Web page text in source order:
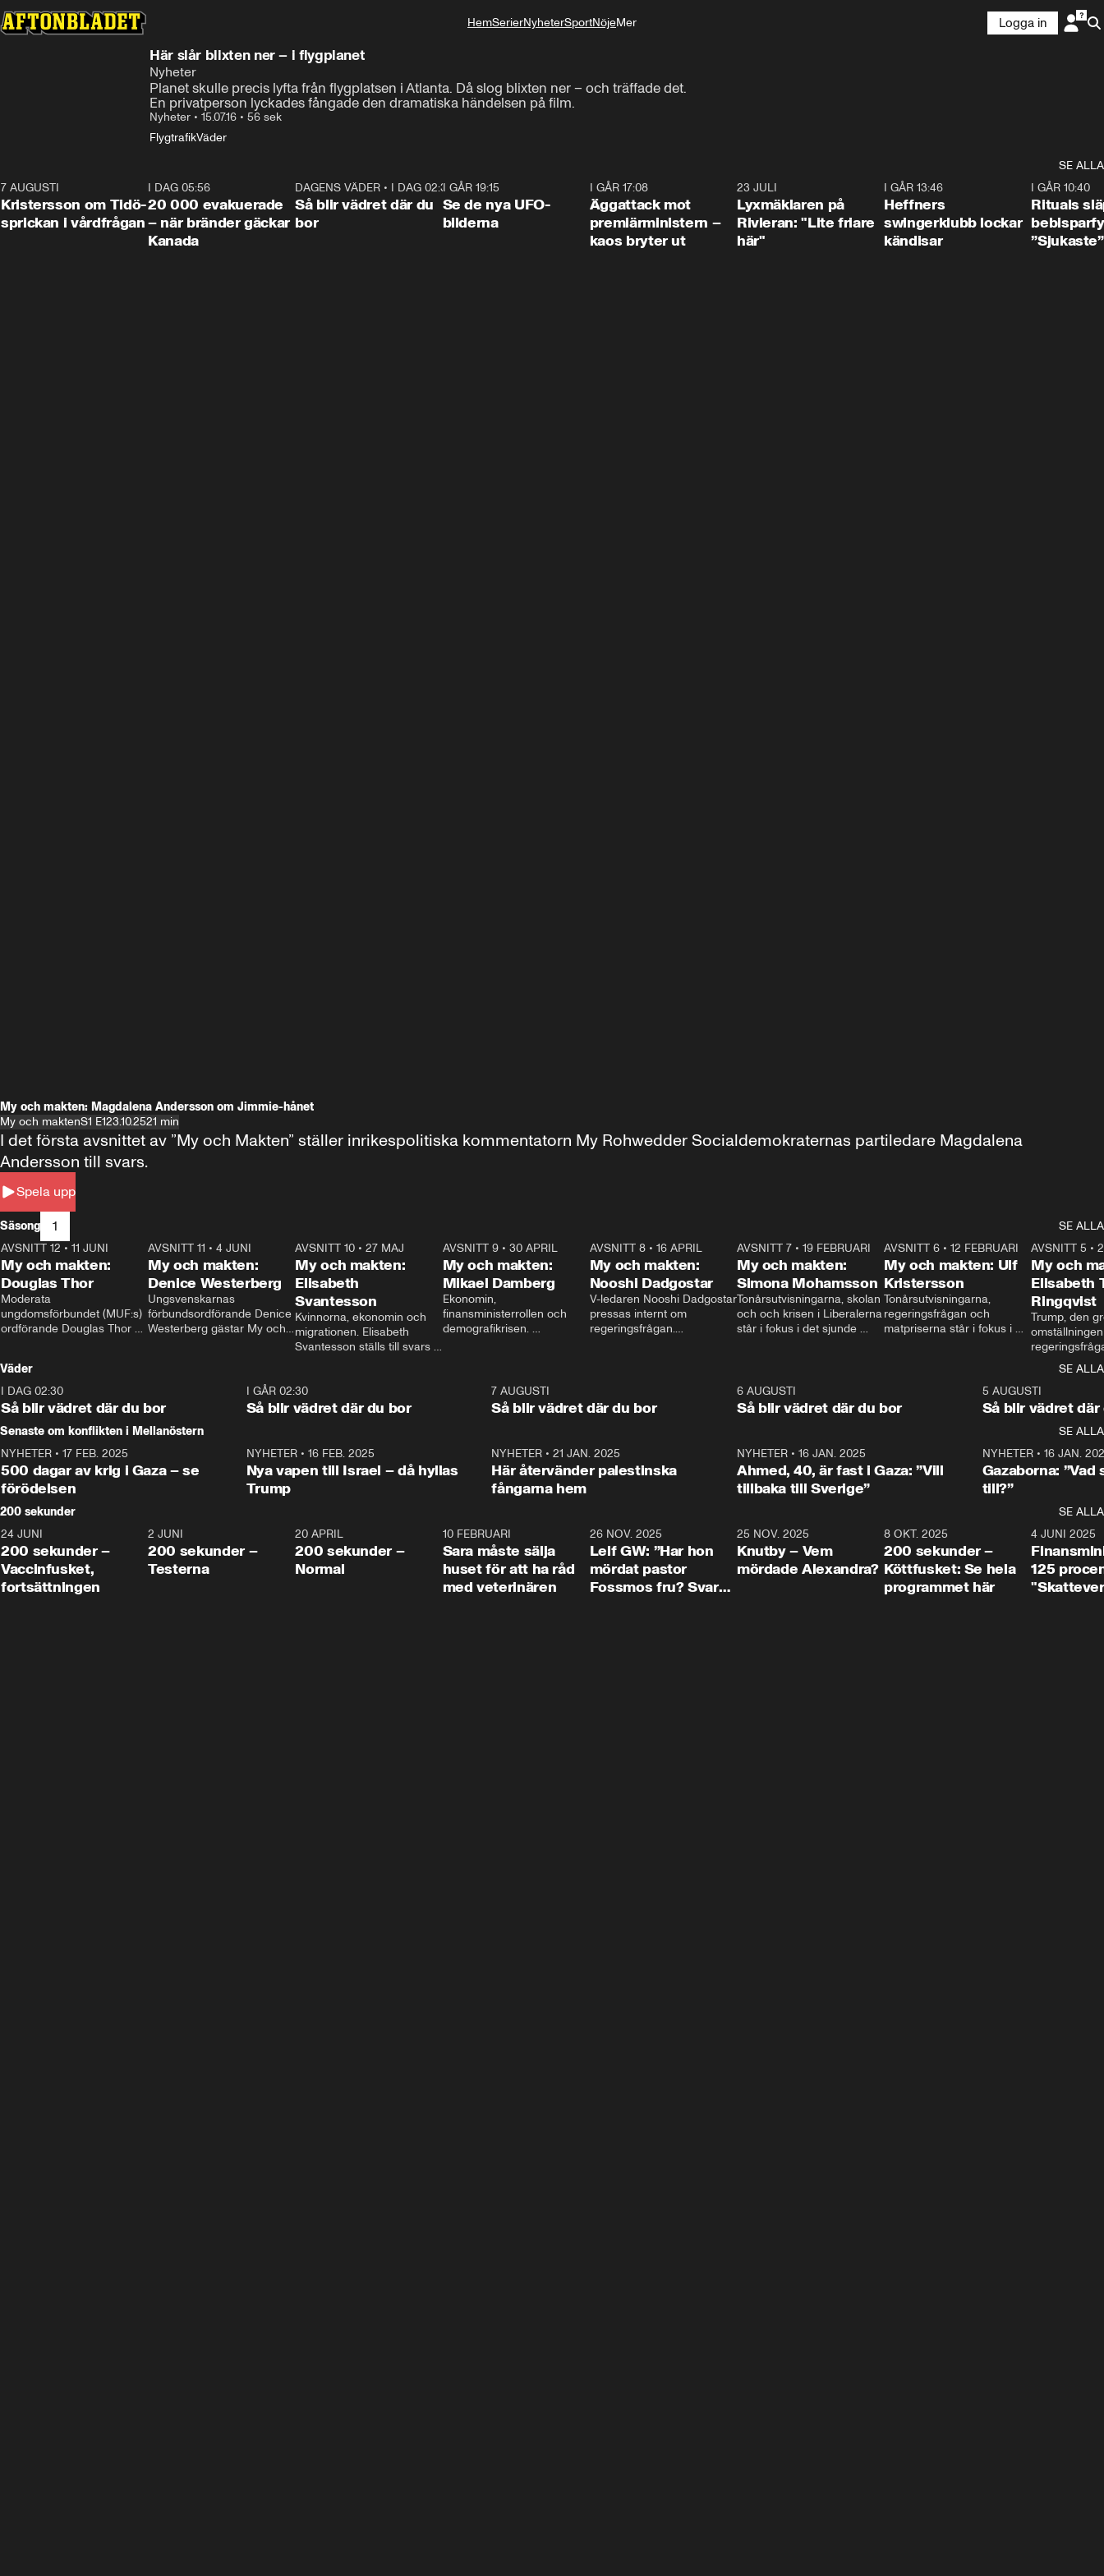
HemSerierNyheterSportNöjeMer
Logga in
Här slår blixten ner – i flygplanet
Nyheter
Planet skulle precis lyfta från flygplatsen i Atlanta. Då slog blixten ner – och träffade det.
En privatperson lyckades fångade den dramatiska händelsen på film.
Nyheter • 15.07.16 • 56 sek
FlygtrafikVäder
SE ALLA
7 AUGUSTI
Kristersson om Tidö-
sprickan i vårdfrågan
I DAG 05:56
20 000 evakuerade
– när bränder gäckar
Kanada
1:06
DAGENS VÄDER • I DAG 02:30
Så blir vädret där du
bor
I GÅR 19:15
Se de nya UFO-
bilderna
I GÅR 17:08
Äggattack mot
premiärministern –
kaos bryter ut
23 JULI
Lyxmäklaren på
Rivieran: "Lite friare
här"
I GÅR 13:46
Heffners
swingerklubb lockar
kändisar
I GÅR 10:40
Rituals
”Sjukaste”
My och makten: Magdalena Andersson om Jimmie-hånet
My och maktenS1 E123.10.2521 min
Spela upp
I det första avsnittet av ”My och Makten” ställer inrikespolitiska kommentatorn My Rohwedder Socialdemokraternas partiledare Magdalena
Andersson till svars.
Säsong 1
SE ALLA
26:27
AVSNITT 12 • 11 JUNI
My och makten:
Douglas Thor
Moderata
ungdomsförbundet (MUF:s)
ordförande Douglas Thor
tonårsutvisningarna och hur
Moderaterna ska locka
väljare till valet i höst.
23:40
AVSNITT 11 •4 JUNI
My och makten:
Denice Westerberg
Ungsvenskarnas
förbundsordförande Denice
Westerberg gästar My och
AVSNITT 10 •27 MAJ
My och makten:
Elisabeth
Svantesson
Kvinnorna, ekonomin och
migrationen. Elisabeth
Svantesson ställs till svars
AVSNITT 9• 30 APRIL
My och makten:
Mikael Damberg
Ekonomin,
finansministerrollen och
demografikrisen.
och Makten.
AVSNITT 8• 16 APRIL
My och makten:
Nooshi Dadgostar
V-ledaren Nooshi Dadgostar
pressas internt om
regeringsfrågan.
– Vi ställer upp i val. Ska vi
vara med så sitter vi förstås
24:30
AVSNITT 7• 19 FEBRUARI
My och makten:
Simona Mohamsson
Tonårsutvisningarna, skolan
och och krisen i Liberalerna
står i fokus i det sjunde
kommentator My
Rohwedder ställer
utbildnings- och
Mohamsson till svars.
27:30
AVSNITT 6 •12 FEBRUARI
My och makten: Ulf
Kristersson
Tonårsutvisningarna,
regeringsfrågan och
matpriserna står i fokus i
Rohwedder ställer
statsminister Ulf Kristersson
AVSNITT 5 •
My och
Elisabeth
Ringqvist
Trump, den
centrum i
avsnittet av
Makten”. Se
Aftonbladets
Rohwedder
Thand Ring
Väder
SE ALLA
I DAG 02:30
Så blir vädret där du bor
1:06
I GÅR 02:30
Så blir vädret där du bor
7 AUGUSTI
Så blir vädret där du bor
6 AUGUSTI
Så blir vädret där du bor
5 AUGUSTI
Så blir vädret där
Senaste om konflikten i Mellanöstern
SE ALLA
NYHETER • 17 FEB. 2025
500 dagar av krig i Gaza – se
förödelsen
NYHETER• 16 FEB. 2025
Nya vapen till Israel – då hyllas
Trump
NYHETER •21 JAN. 2025
Här återvänder palestinska
fångarna hem
NYHETER• 16 JAN. 2025
Ahmed, 40, är fast i Gaza: ”Vill
tillbaka till Sverige”
NYHETER• 16 JAN.
Gazaborna:
till?”
200 sekunder
SE ALLA
5:00
24 JUNI
200 sekunder –
Vaccinfusket,
fortsättningen
4:23
2 JUNI
200 sekunder –
Testerna
20 APRIL
200 sekunder –
Normal
10 FEBRUARI
Sara måste sälja
huset för att ha råd
med veterinären
26 NOV. 2025
Leif GW: ”Har hon
mördat pastor
Fossmos fru? Svar
31:05
25 NOV. 2025
Knutby – Vem
mördade Alexandra?
4:29
8 OKT. 2025
200 sekunder –
Köttfusket: Se hela
programmet här
4 JUNI 2025
125